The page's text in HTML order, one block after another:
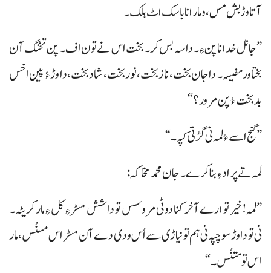
آتا وڑ بش مس، و مار انا باسک اٹ ہلک۔
”جانل خدا نا پن ءِ۔ داسہ بس کر۔ بخت اس نے تون اف۔ پن تخنگ آن
بختاور مفیسہ۔ داجان بخت، ناز بخت، نوربخت، شادبخت، دا وڑ ءُ پین اخس
بدبخت ءُ پن مرور؟“
”گنج اسے ءُ لمہ نی گڑتی کپہ۔“
لمہ تے پراد ءِ بنا کرے۔ جان محمد مخاکہ:
”لمہ! خیر تو ارے آخر کنا دوٹی مروسس تو دا شش مسڑ ءِ کل ءِ مار کریٹہ۔
نی تو دا وڑ سوچپہ نی ہم تو نیاڑی سے اُس ودی دے آن مسڑ اس مسنُس، مار
اس تو متنُس۔“